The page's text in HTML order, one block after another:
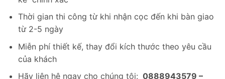
Thời gian thi công từ khi nhận cọc đến khi bàn giao
từ 2-5 ngày
Miễn phí thiết kế, thay đổi kích thước theo yêu cầu
của khách
Hãy liên hệ ngay cho chúng tôi: 0888943579 –